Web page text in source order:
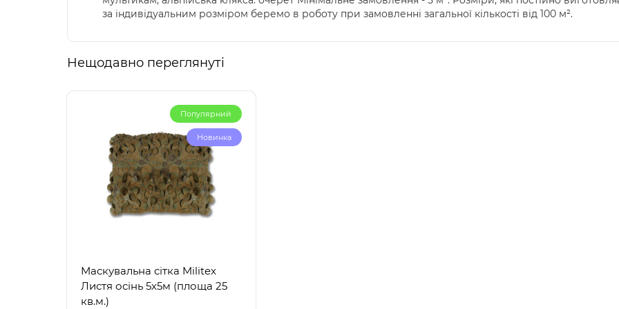
за індивідуальним розміром беремо в роботу при замовленні загальної кількості від 100 м².
Нещодавно переглянуті
Популярний
Новинка
Маскувальна сітка Militex
Листя осінь 5х5м (площа 25
кв.м.)